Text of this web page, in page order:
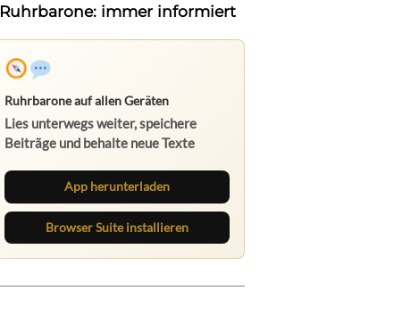
Ruhrbarone: immer informiert
Ruhrbarone auf allen Geräten
Lies unterwegs weiter, speichere
Beiträge und behalte neue Texte
App herunterladen
Browser Suite installieren